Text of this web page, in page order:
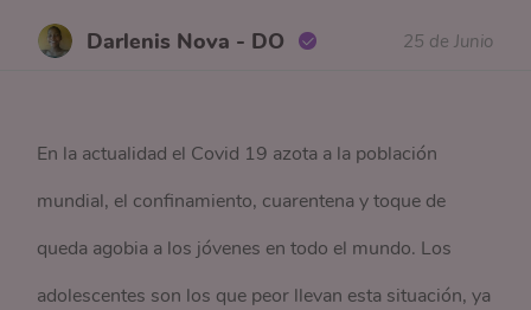
Darlenis Nova - DO 25 de Junio
En la actualidad el Covid 19 azota a la población
mundial, el confinamiento, cuarentena y toque de
queda agobia a los jóvenes en todo el mundo. Los
adolescentes son los que peor llevan esta situación, ya